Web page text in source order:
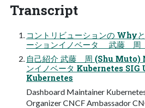
Transcript
コントリビューションの Why
ーションイノベータ 武藤
自己紹介 武藤 周 (Shu Muto)
ンイノベータ Kubernetes
Kubernetes
Dashboard Maintainer
Organizer CNCF Ambassador